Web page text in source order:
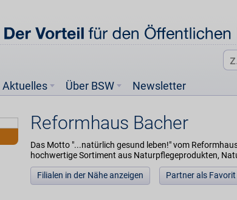
Aktuelles Über BSW Newsletter
Reformhaus Bacher
Das Motto "...natürlich gesund leben!" vom
hochwertige Sortiment aus Naturpflegeprodukten,
Filialen in der Nähe anzeigen Partner als